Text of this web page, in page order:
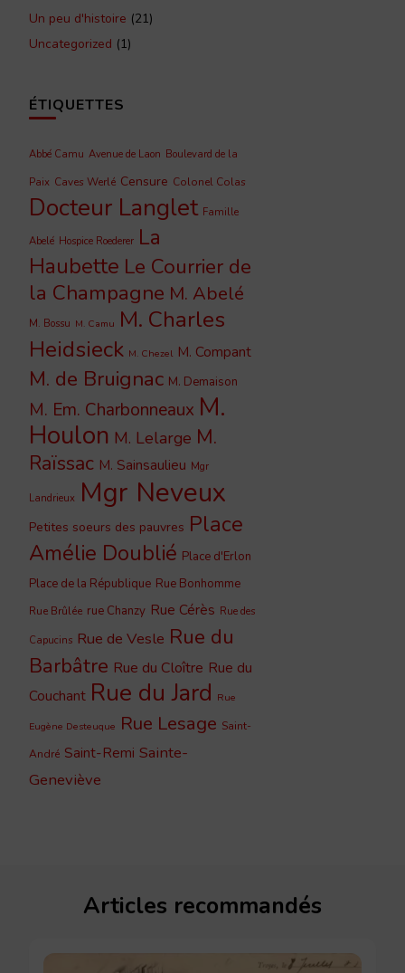
Un peu d'histoire (21)
Uncategorized (1)
ÉTIQUETTES
Abbé Camu Avenue de Laon Boulevard de la
Paix Caves Werlé Censure Colonel Colas
Docteur Langlet Famille
Abelé Hospice Roederer La
Haubette Le Courrier de
la Champagne M. Abelé
M. Bossu M. Camu M. Charles
Heidsieck M. Chezel M. Compant
M. de Bruignac M. Demaison
M. Em. Charbonneaux M.
Houlon M. Lelarge M.
Raïssac M. Sainsaulieu Mgr
Landrieux Mgr Neveux
Petites soeurs des pauvres Place
Amélie Doublié Place d'Erlon
Place de la République Rue Bonhomme
Rue Brûlée rue Chanzy Rue Cérès Rue des
Capucins Rue de Vesle Rue du
Barbâtre Rue du Cloître Rue du
Couchant Rue du Jard Rue
Eugène Desteuque Rue Lesage Saint-
André Saint-Remi Sainte-
Geneviève
Articles recommandés